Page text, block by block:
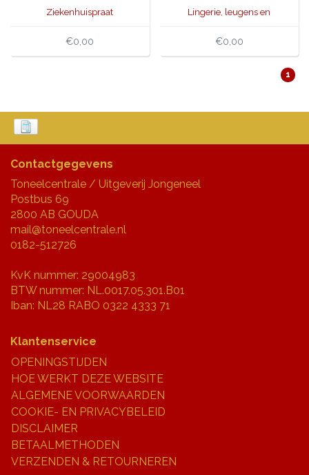
Ziekenhuispraat
€0,00
Lingerie, leugens en
€0,00
1
Contactgegevens
Toneelcentrale / Uitgeverij Jongeneel
Postbus 69
2800 AB GOUDA
mail@toneelcentrale.nl
0182-512726
KvK nummer: 29004983
BTW nummer: NL.0017.05.301.B01
Iban: NL28 RABO 0322 4333 71
Klantenservice
OPENINGSTIJDEN
HOE WERKT DEZE WEBSITE
ALGEMENE VOORWAARDEN
COOKIE- EN PRIVACYBELEID
DISCLAIMER
BETAALMETHODEN
VERZENDEN & RETOURNEREN